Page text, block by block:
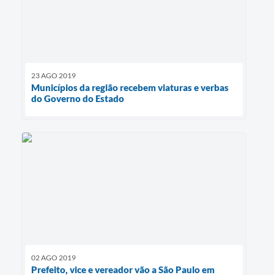
23 AGO 2019
Municípios da região recebem viaturas e verbas
do Governo do Estado
02 AGO 2019
Prefeito, vice e vereador vão a São Paulo em